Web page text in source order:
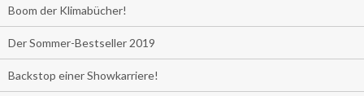
Boom der Klimabücher!
Der Sommer-Bestseller 2019
Backstop einer Showkarriere!